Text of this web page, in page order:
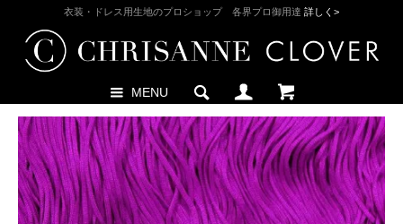
衣装・ドレス用生地のプロショップ 各界プロ御用達 詳しく>
MENU